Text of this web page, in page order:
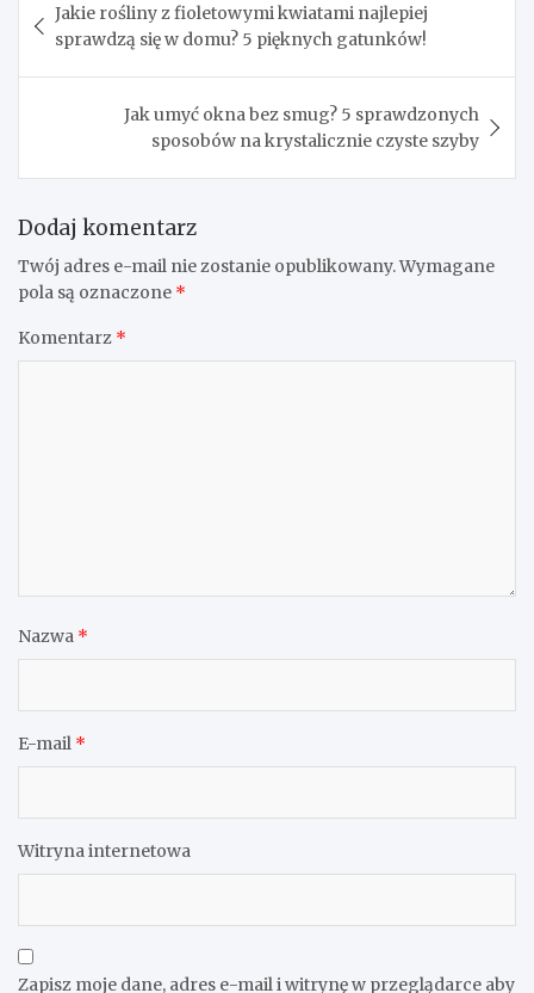
wpisu
Jakie rośliny z fioletowymi kwiatami najlepiej
sprawdzą się w domu? 5 pięknych gatunków!
Jak umyć okna bez smug? 5 sprawdzonych
sposobów na krystalicznie czyste szyby
Dodaj komentarz
Twój adres e-mail nie zostanie opublikowany.Wymagane
pola są oznaczone *
Komentarz *
Nazwa *
E-mail *
Witryna internetowa
Zapisz moje dane, adres e-mail i witrynę w przeglądarce aby